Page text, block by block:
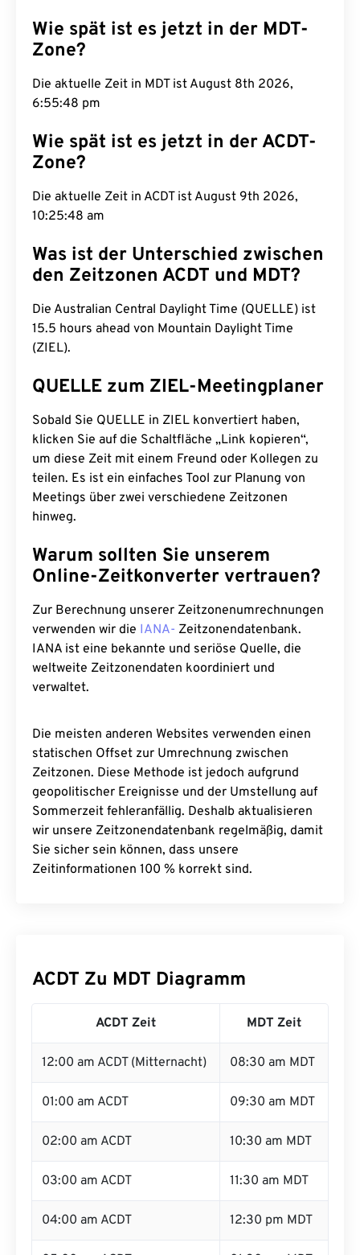
Wie spät ist es jetzt in der MDT-
Zone?
Die aktuelle Zeit in MDT ist August 8th 2026,
6:55:49 pm
Wie spät ist es jetzt in der ACDT-
Zone?
Die aktuelle Zeit in ACDT ist August 9th 2026,
10:25:49 am
Was ist der Unterschied zwischen
den Zeitzonen ACDT und MDT?
Die Australian Central Daylight Time (QUELLE) ist
15.5 hours ahead von Mountain Daylight Time
(ZIEL).
QUELLE zum ZIEL-Meetingplaner
Sobald Sie QUELLE in ZIEL konvertiert haben,
klicken Sie auf die Schaltfläche „Link kopieren“,
um diese Zeit mit einem Freund oder Kollegen zu
teilen. Es ist ein einfaches Tool zur Planung von
Meetings über zwei verschiedene Zeitzonen
hinweg.
Warum sollten Sie unserem
Online-Zeitkonverter vertrauen?
Zur Berechnung unserer Zeitzonenumrechnungen
verwenden wir die IANA- Zeitzonendatenbank.
IANA ist eine bekannte und seriöse Quelle, die
weltweite Zeitzonendaten koordiniert und
verwaltet.
Die meisten anderen Websites verwenden einen
statischen Offset zur Umrechnung zwischen
Zeitzonen. Diese Methode ist jedoch aufgrund
geopolitischer Ereignisse und der Umstellung auf
Sommerzeit fehleranfällig. Deshalb aktualisieren
wir unsere Zeitzonendatenbank regelmäßig, damit
Sie sicher sein können, dass unsere
Zeitinformationen 100 % korrekt sind.
ACDT Zu MDT Diagramm
ACDT Zeit MDT Zeit
12:00 am ACDT (Mitternacht) 08:30 am MDT
01:00 am ACDT 09:30 am MDT
02:00 am ACDT 10:30 am MDT
03:00 am ACDT 11:30 am MDT
04:00 am ACDT 12:30 pm MDT